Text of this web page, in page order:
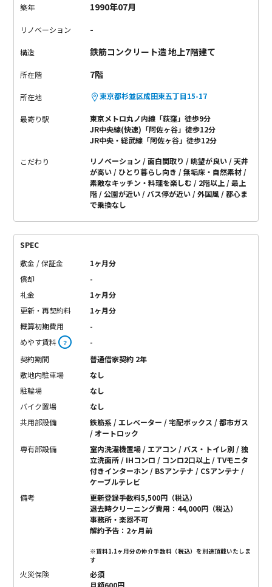
な調味料や調理器具の収納も、縦の空間を有効活用していきま
れぞれ。
陽当たり良すぎるお部屋を好む方もいれば、逆も然
目もあたたかみがありますし、裸足で過ごしていて気持ち良い
快適空間です。
築年 1990年07月
リノベーション -
構造 鉄筋コンクリート造 地上7階建て
所在階 7階
所在地 東京都杉並区成田東五丁目15-17
最寄り駅
東京メトロ丸ノ内線「荻窪」徒歩9分
JR中央線(快速)「阿佐ヶ谷」徒歩12分
JR中央・総武線「阿佐ヶ谷」徒歩12分
こだわり リノベーション 面白間取り 眺望が良い
天井
が高い
ひとり暮らし向き
無垢床・自然素材
素敵なキッチン・料理を楽しむ
2階以上
最上
階
公園が近い バス停が近い 外国風
都心ま
で乗換なし
SPEC
敷金 / 保証金
1ヶ月分
償却
-
礼金
1ヶ月分
更新・再契約料
1ヶ月分
概算初期費用
-
めやす賃料 ？
-
契約期間
普通借家契約 2年
敷地内駐車場
なし
駐輪場
なし
バイク置場
なし
共用部設備
鉄筋系 / エレベーター / 宅配ボックス / 都市ガス
/ オートロック
専有部設備
室内洗濯機置場 / エアコン / バス・トイレ別 / 独
立洗面所 / IHコンロ / コンロ2口以上 / TVモニタ
付きインターホン / BSアンテナ / CSアンテナ /
ケーブルテレビ
備考
更新登録手数料5,500円（税込）
退去時クリーニング費用：44,000円（税込）
事務所・楽器不可
解約予告：2ヶ月前
※賃料1.1ヶ月分の仲介手数料（税込）を別途頂戴いたしま
す
火災保険
必須